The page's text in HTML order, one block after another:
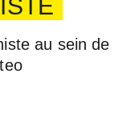
au sein de